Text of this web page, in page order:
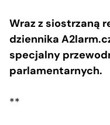
Wraz z siostrzaną
dziennika
specjalny
parlamentarnych.
**